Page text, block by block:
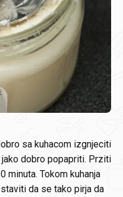
sa kuhacom izgnjeciti
dobro popapriti. Prziti
minuta. Tokom kuhanja
da se tako pirja da